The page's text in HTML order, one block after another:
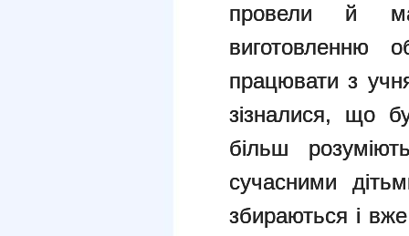
провели й
виготовленню
працювати з
зізналися, що
більш
сучасними
збираються і